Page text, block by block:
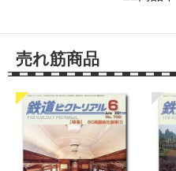
売れ筋商品